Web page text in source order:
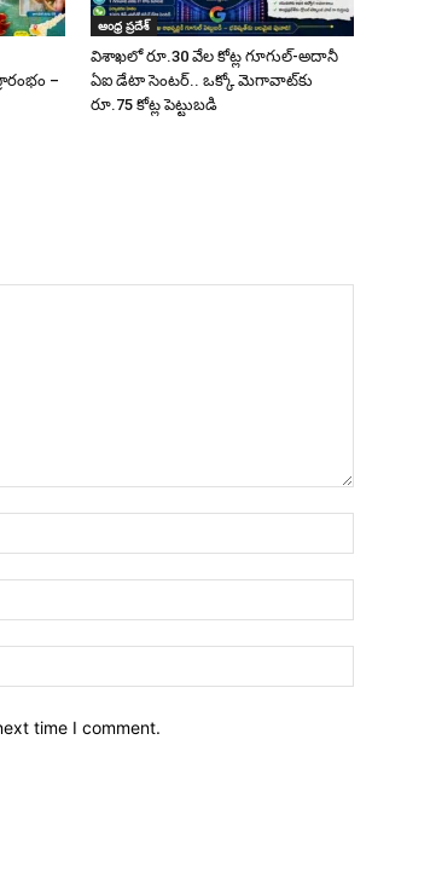
–
ఆంధ్ర ప్రదేశ్
విశాఖలో రూ.30 వేల కోట్ల గూగుల్-అదానీ
ఏఐ డేటా సెంటర్.. ఒక్కో మెగావాట్‌కు
రూ.75 కోట్ల పెట్టుబడి
time I comment.